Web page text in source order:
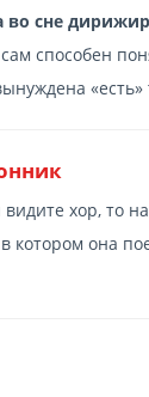
во сне
способен
хор, то
она